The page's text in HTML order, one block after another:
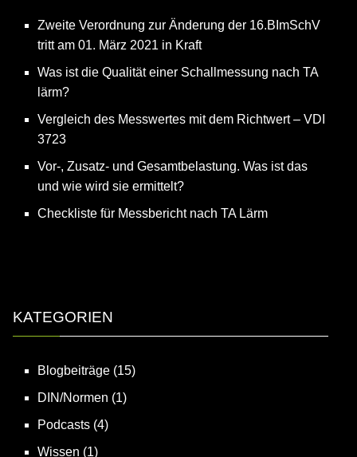
Zweite Verordnung zur Änderung der 16.BImSchV
tritt am 01. März 2021 in Kraft
Was ist die Qualität einer Schallmessung nach TA
lärm?
Vergleich des Messwertes mit dem Richtwert – VDI
3723
Vor-, Zusatz- und Gesamtbelastung. Was ist das
und wie wird sie ermittelt?
Checkliste für Messbericht nach TA Lärm
KATEGORIEN
Blogbeiträge (15)
DIN/Normen (1)
Podcasts (4)
Wissen (1)